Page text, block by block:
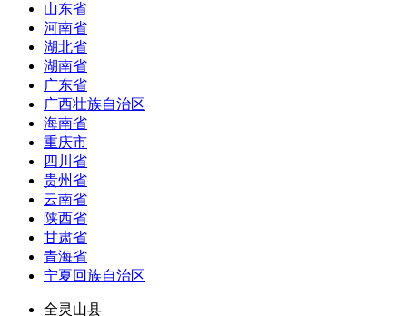
山东省
河南省
湖北省
湖南省
广东省
广西壮族自治区
海南省
重庆市
四川省
贵州省
云南省
陕西省
甘肃省
青海省
宁夏回族自治区
全灵山县